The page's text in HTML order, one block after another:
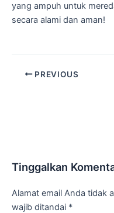
yang ampuh untuk
secara alami dan aman!
PREVIOUS
Tinggalkan
Alamat email Anda tidak
wajib ditandai *